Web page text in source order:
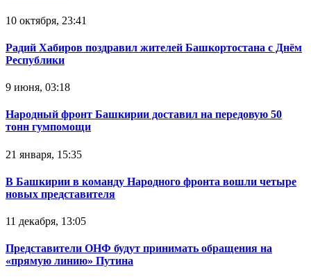
10 октября, 23:41
Радий Хабиров поздравил жителей Башкортостана с Днём
Республики
9 июня, 03:18
Народный фронт Башкирии доставил на передовую 50
тонн гумпомощи
21 января, 15:35
В Башкирии в команду Народного фронта вошли четыре
новых представителя
11 декабря, 13:05
Представители ОНФ будут принимать обращения на
«прямую линию» Путина